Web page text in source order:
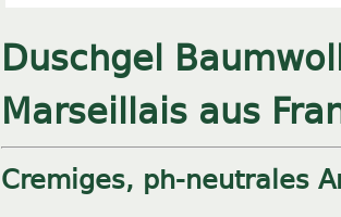
Duschgel
Marseillais aus
Cremiges, ph-neutrales